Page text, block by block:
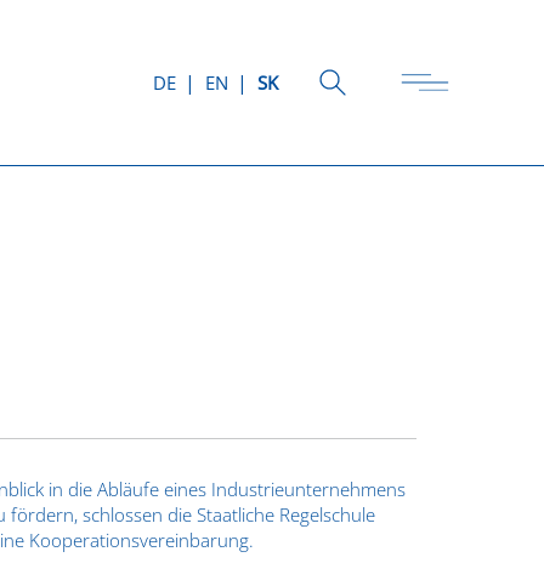
DE EN SK
in die Abläufe eines Industrieunternehmens
schlossen die Staatliche Regelschule
Kooperationsvereinbarung.